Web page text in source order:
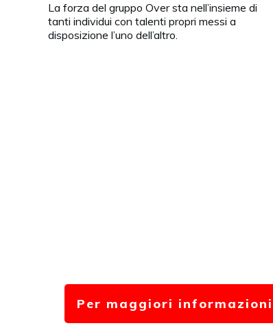
La forza del gruppo Over sta nell’insieme di
tanti individui con talenti propri messi a
disposizione l’uno dell’altro.
Per maggiori